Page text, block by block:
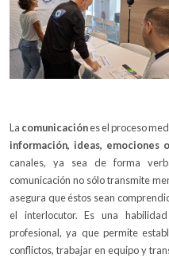
La comunicaciónes el proceso
información, ideas, emociones
canales, ya sea de forma
comunicación no sólo transmite
asegura que éstos sean
el interlocutor. Es una
profesional, ya que permite
conflictos, trabajar en equipo y